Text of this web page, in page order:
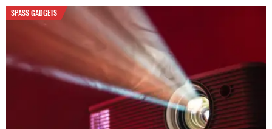
SPASS GADGETS